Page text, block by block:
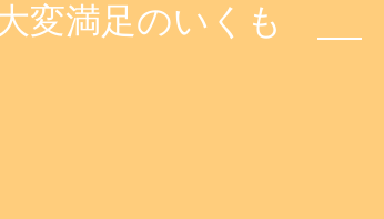
変満足のいくも